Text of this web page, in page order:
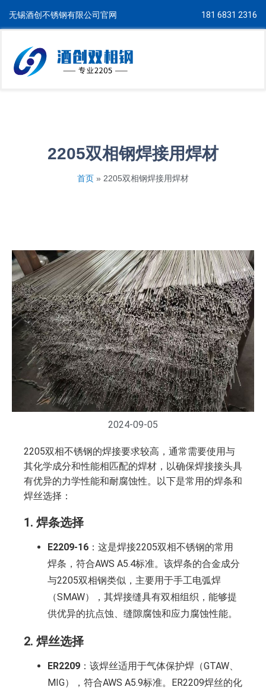
无锡酒创不锈钢有限公司官网 181 6831 2316
2205双相钢焊接用焊材
首页 » 2205双相钢焊接用焊材
2024-09-05
2205双相不锈钢的焊接要求较高，通常需要使用与
其化学成分和性能相匹配的焊材，以确保焊接接头具
有优异的力学性能和耐腐蚀性。以下是常用的焊条和
焊丝选择：
1. 焊条选择
E2209-16 ：这是焊接2205双相不锈钢的常用
焊条，符合AWS A5.4标准。该焊条的合金成分
与2205双相钢类似，主要用于手工电弧焊
（SMAW），其焊接缝具有双相组织，能够提
供优异的抗点蚀、缝隙腐蚀和应力腐蚀性能。
2. 焊丝选择
ER2209 ：该焊丝适用于气体保护焊（GTAW、
MIG），符合AWS A5.9标准。ER2209焊丝的化